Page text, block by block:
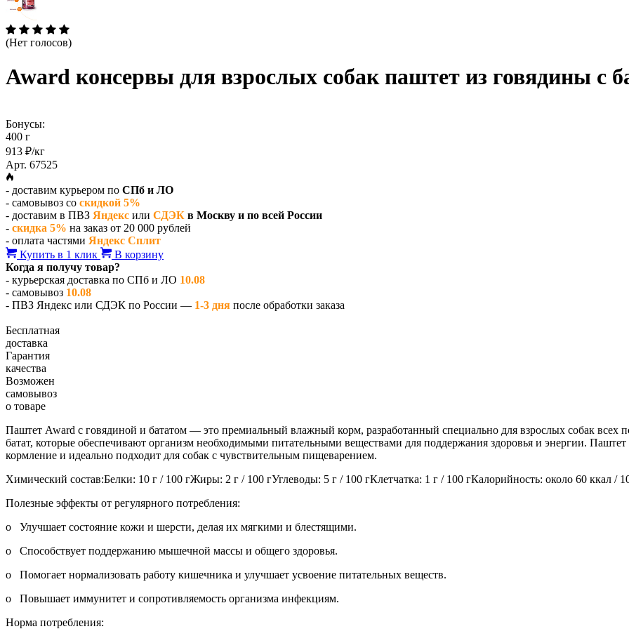
(Нет голосов)
Award консервы для взрослых собак паштет из говядины с
Бонусы:
400 г
913 ₽/кг
Арт. 67525
- доставим курьером по СПб и ЛО
- самовывоз со скидкой 5%
- доставим в ПВЗ Яндекс или СДЭК в Москву и по всей России
- скидка 5% на заказ от 20 000 рублей
- оплата частями Яндекс Сплит
Купить в 1 клик
В корзину
Когда я получу товар?
- курьерская доставка по СПб и ЛО 10.08
- самовывоз 10.08
- ПВЗ Яндекс или СДЭК по России — 1-3 дня после обработки заказа
Бесплатная
доставка
Гарантия
качества
Возможен
самовывоз
о товаре
Паштет Award с говядиной и бататом — это премиальный влажный корм, разработанный специально для взрослых собак всех
батат, которые обеспечивают организм необходимыми питательными веществами для поддержания здоровья и энергии. Паштет
кормление и идеально подходит для собак с чувствительным пищеварением.
Химический состав:Белки: 10 г / 100 гЖиры: 2 г / 100 гУглеводы: 5 г / 100 гКлетчатка: 1 г / 100 гКалорийность: около 60 ккал /
Полезные эффекты от регулярного потребления:
o Улучшает состояние кожи и шерсти, делая их мягкими и блестящими.
o Способствует поддержанию мышечной массы и общего здоровья.
o Помогает нормализовать работу кишечника и улучшает усвоение питательных веществ.
o Повышает иммунитет и сопротивляемость организма инфекциям.
Норма потребления: